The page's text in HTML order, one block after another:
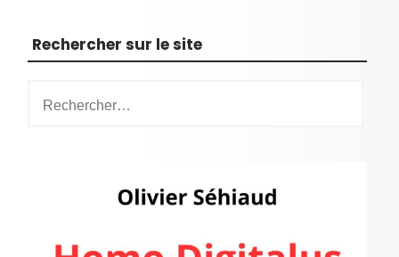
Rechercher sur le site